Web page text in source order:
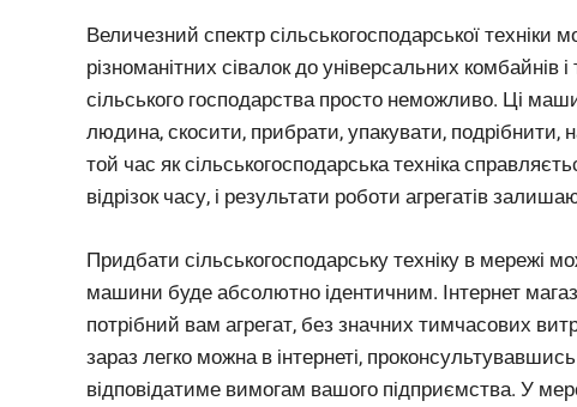
Величезний спектр сільськогосподарської техніки
різноманітних сівалок до універсальних комбайнів
сільського господарства просто неможливо. Ці
людина, скосити, прибрати, упакувати, подрібнити,
той час як сільськогосподарська техніка
відрізок часу, і результати роботи агрегатів
Придбати сільськогосподарську техніку в мережі
машини буде абсолютно ідентичним. Інтернет
потрібний вам агрегат, без значних тимчасових
зараз легко можна в інтернеті,
відповідатиме вимогам вашого підприємства. У